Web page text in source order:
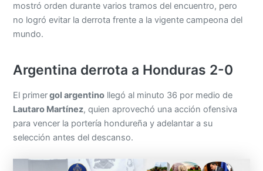
mostró orden durante varios tramos del encuentro, pero
no logró evitar la derrota frente a la vigente campeona del
mundo.
Argentina derrota a Honduras 2-0
El primergol argentino llegó al minuto 36 por medio de
Lautaro Martínez, quien aprovechó una acción ofensiva
para vencer la portería hondureña y adelantar a su
selección antes del descanso.